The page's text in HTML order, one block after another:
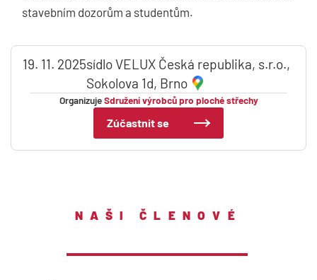
stavebním dozorům a studentům.
19. 11. 2025sídlo VELUX Česká republika, s.r.o.,
Sokolova 1d, Brno
OrganizujeSdružení výrobců pro ploché střechy
Zúčastnit se
NAŠI ČLENOVÉ